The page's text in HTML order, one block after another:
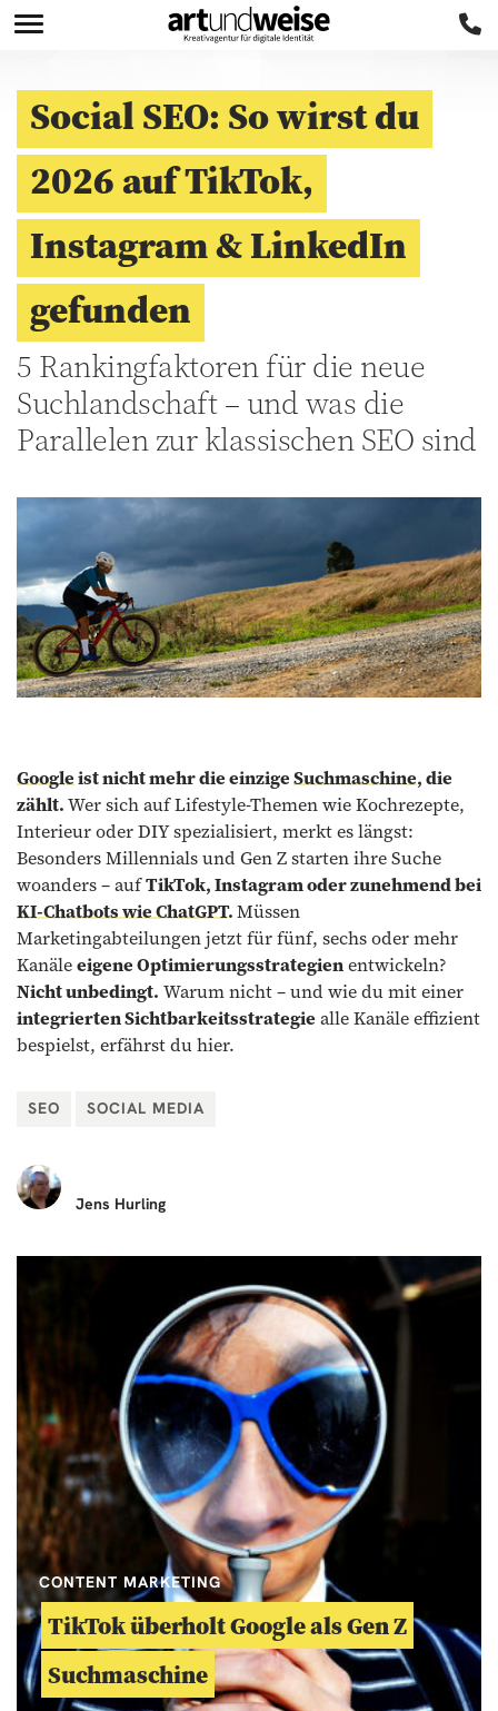
Social SEO: So wirst du
2026 auf TikTok,
Instagram & LinkedIn
gefunden
5 Rankingfaktoren für die neue
Suchlandschaft – und was die
Parallelen zur klassischen SEO sind
Googleist nicht mehr die einzigeSuchmaschine, die
zählt.Wer sich auf Lifestyle-Themen wie Kochrezepte,
Interieur oder DIY spezialisiert, merkt es längst:
Besonders Millennials und Gen Z starten ihre Suche
woanders – aufTikTok, Instagram oder zunehmend bei
KI-Chatbots wie ChatGPT.Müssen
Marketingabteilungen jetzt für fünf, sechs oder mehr
Kanäleeigene Optimierungsstrategienentwickeln?
Nicht unbedingt. Warum nicht – und wie du mit einer
integrierten Sichtbarkeitsstrategie alle Kanäle effizient
bespielst, erfährst du hier.
SEO SOCIAL MEDIA
Jens Hurling
CONTENT MARKETING
TikTok überholt Google als Gen Z
Suchmaschine